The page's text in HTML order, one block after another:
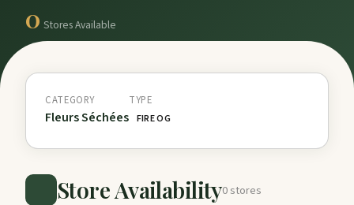
0 Stores Available
CATEGORY
Fleurs Séchées
TYPE
FIRE OG
Store Availability0 stores